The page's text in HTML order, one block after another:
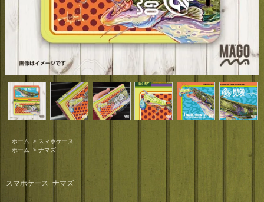
ホーム > スマホケース
ホーム
> ナマズ
スマホケース ナマズ